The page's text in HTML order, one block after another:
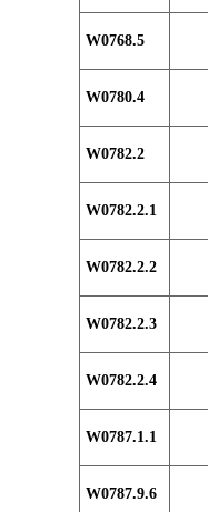
W0768.5
W0780.4
W0782.2
W0782.2.1
W0782.2.2
W0782.2.3
W0782.2.4
W0787.1.1
W0787.9.6